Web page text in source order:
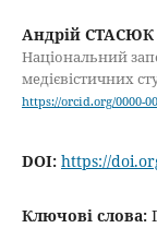
Андрій СТАСЮК
Національний
медієвістичних
https://orcid.org/0000-
DOI: https://
Ключові слова: